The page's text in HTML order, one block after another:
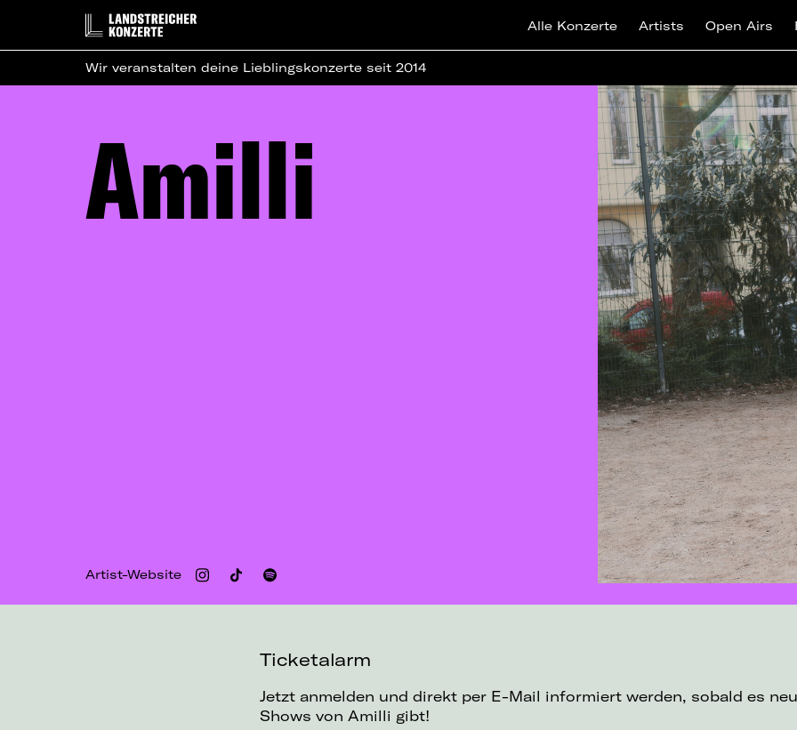
Alle Konzerte Artists Open Airs
Wir veranstalten deine Lieblingskonzerte seit 2014
Amilli
Artist-Website
Ticketalarm
Jetzt anmelden und direkt per E-Mail informiert werden, sobald es
Shows von Amilli gibt!